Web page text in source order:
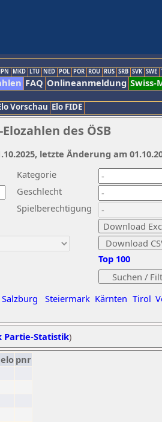
MKD LTU NED POL POR ROU RUS SRB SVK SWE
FAQ Onlineanmeldung Swiss-
Vorschau Elo FIDE
des ÖSB
Kategorie
Geschlecht
Spielberechtigung
Salzburg Steiermark Kärnten Tirol
Top 100
letzte Änderung am
Partie-Statistik)
elo pnr